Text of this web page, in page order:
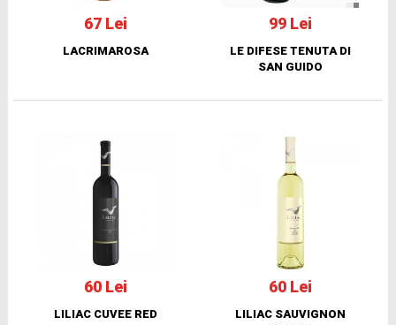
67 Lei
LACRIMAROSA
99 Lei
LE DIFESE TENUTA DI
SAN GUIDO
60 Lei
LILIAC CUVEE RED
60 Lei
LILIAC SAUVIGNON